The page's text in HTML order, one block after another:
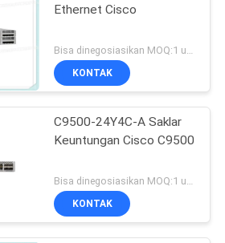
Ethernet Cisco
Bisa dinegosiasikan MOQ:1 unit
KONTAK
C9500-24Y4C-A Saklar
Keuntungan Cisco C9500
KONTAK